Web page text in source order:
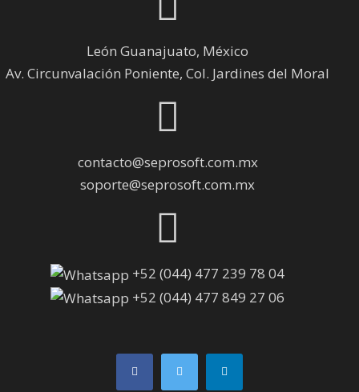
León Guanajuato, México
Av. Circunvalación Poniente, Col. Jardines del Moral
contacto@seprosoft.com.mx
soporte@seprosoft.com.mx
+52 (044) 477 239 78 04
+52 (044) 477 849 27 06